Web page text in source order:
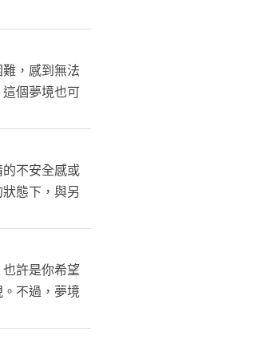
，感到無法
個夢境也可
不安全感或
態下，與另
許是你希望
不過，夢境